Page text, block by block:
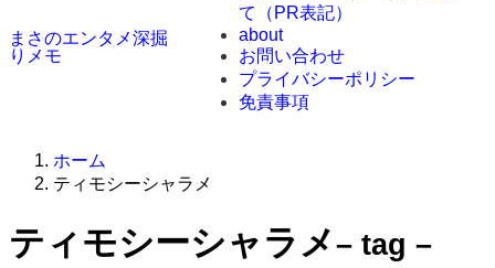
まさのエンタメ深掘
りメモ
て（PR表記）
about
お問い合わせ
プライバシーポリシー
免責事項
ホーム
ティモシーシャラメ
ティモシーシャラメ– tag –